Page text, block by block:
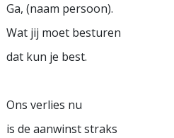
Ga, (naam persoon).
Wat jij moet besturen
dat kun je best.
Ons verlies nu
is de aanwinst straks